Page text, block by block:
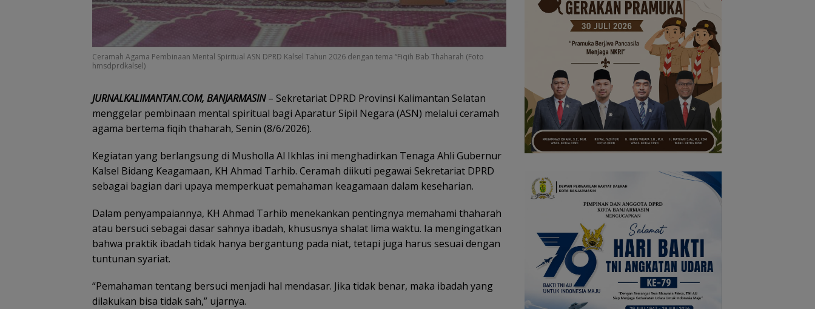
Ceramah Agama Pembinaan Mental Spiritual ASN DPRD Kalsel Tahun 2026 dengan tema “Fiqih Bab Thaharah (Foto
hmsdprdkalsel)
JURNALKALIMANTAN.COM, BANJARMASIN– Sekretariat DPRD Provinsi Kalimantan Selatan
menggelar pembinaan mental spiritual bagi Aparatur Sipil Negara (ASN) melalui ceramah
agama bertema fiqih thaharah, Senin (8/6/2026).
Kegiatan yang berlangsung di Musholla Al Ikhlas ini menghadirkan Tenaga Ahli Gubernur
Kalsel Bidang Keagamaan, KH Ahmad Tarhib. Ceramah diikuti pegawai Sekretariat DPRD
sebagai bagian dari upaya memperkuat pemahaman keagamaan dalam keseharian.
Dalam penyampaiannya, KH Ahmad Tarhib menekankan pentingnya memahami thaharah
atau bersuci sebagai dasar sahnya ibadah, khususnya shalat lima waktu. Ia mengingatkan
bahwa praktik ibadah tidak hanya bergantung pada niat, tetapi juga harus sesuai dengan
tuntunan syariat.
“Pemahaman tentang bersuci menjadi hal mendasar. Jika tidak benar, maka ibadah yang
dilakukan bisa tidak sah,” ujarnya.